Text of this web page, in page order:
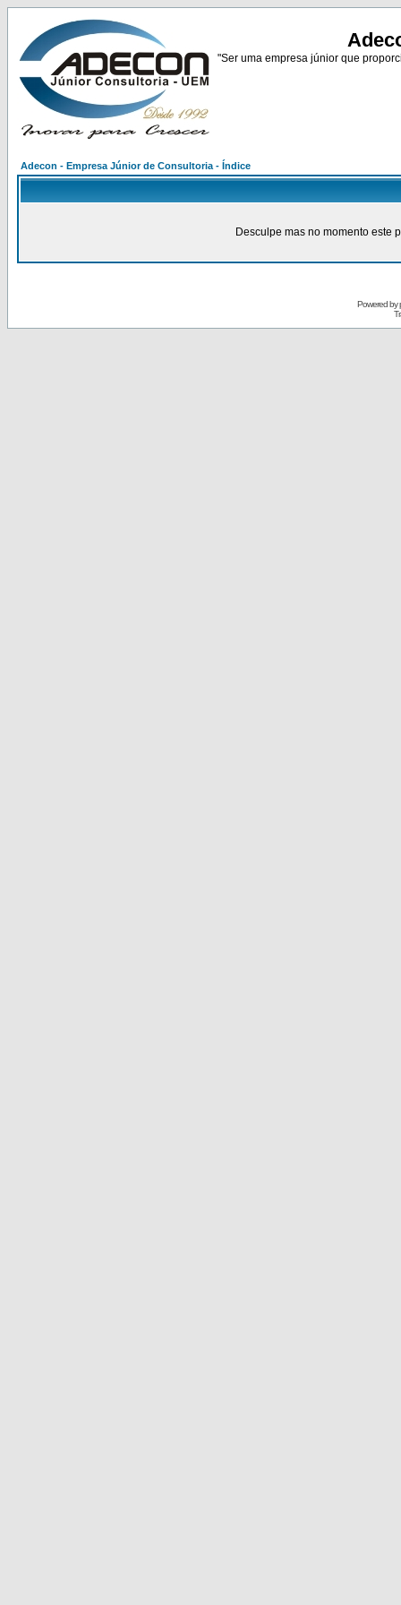
"Ser uma empresa júnior que
Adecon - Empresa Júnior de Consultoria - Índice
Desculpe mas no momento este
Powered by